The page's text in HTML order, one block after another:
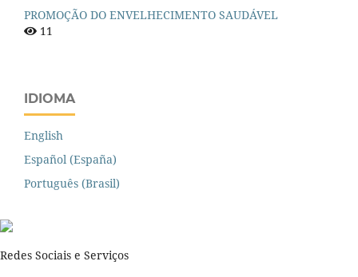
PROMOÇÃO DO ENVELHECIMENTO SAUDÁVEL
11
IDIOMA
English
Español (España)
Português (Brasil)
Redes Sociais e Serviços